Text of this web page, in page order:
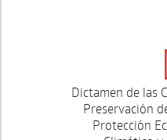
Dictamen de las
Preservación
Protección